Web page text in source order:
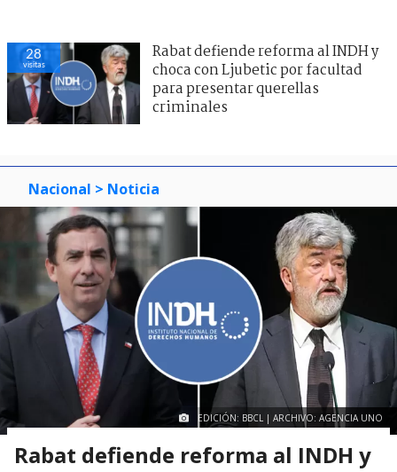
28
visitas
Rabat defiende reforma al INDH y
choca con Ljubetic por facultad
para presentar querellas
criminales
Nacional > Noticia
EDICIÓN: BBCL | ARCHIVO: AGENCIA UNO
Rabat defiende reforma al INDH y